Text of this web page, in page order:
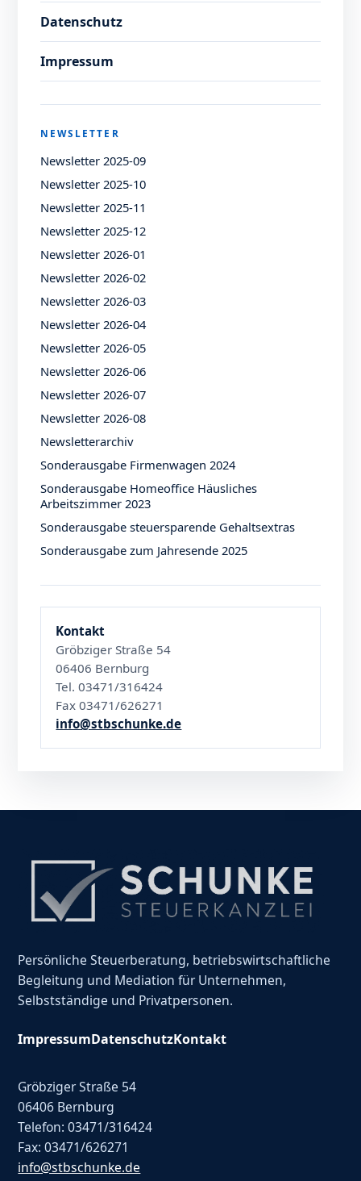
Datenschutz
Impressum
NEWSLETTER
Newsletter 2025-09
Newsletter 2025-10
Newsletter 2025-11
Newsletter 2025-12
Newsletter 2026-01
Newsletter 2026-02
Newsletter 2026-03
Newsletter 2026-04
Newsletter 2026-05
Newsletter 2026-06
Newsletter 2026-07
Newsletter 2026-08
Newsletterarchiv
Sonderausgabe Firmenwagen 2024
Sonderausgabe Homeoffice Häusliches
Arbeitszimmer 2023
Sonderausgabe steuersparende Gehaltsextras
Sonderausgabe zum Jahresende 2025
Kontakt
Gröbziger Straße 54
06406 Bernburg
Tel. 03471/316424
Fax 03471/626271
info@stbschunke.de
Persönliche Steuerberatung, betriebswirtschaftliche
Begleitung und Mediation für Unternehmen,
Selbstständige und Privatpersonen.
ImpressumDatenschutzKontakt
Gröbziger Straße 54
06406 Bernburg
Telefon: 03471/316424
Fax: 03471/626271
info@stbschunke.de